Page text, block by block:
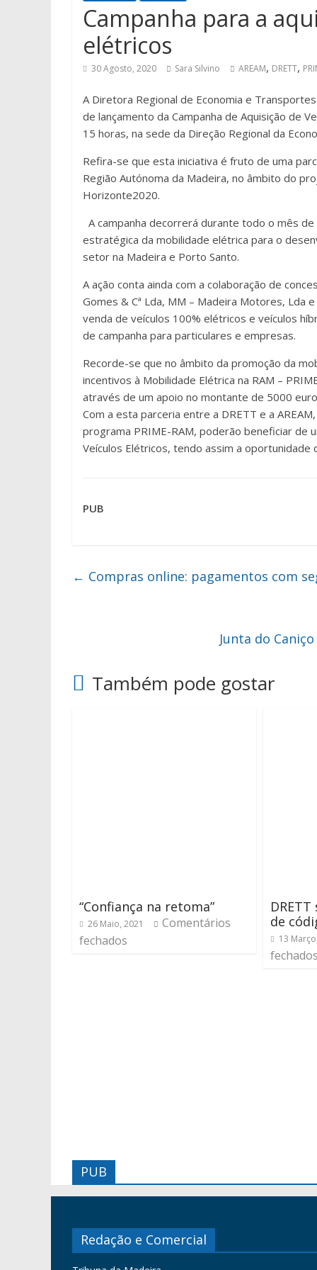
Campanha para a
elétricos
30 Agosto, 2020 Sara Silvino AREAM, DRETT,
A Diretora Regional de Economia e
de lançamento da Campanha de Aquisição de
15 horas, na sede da Direção Regional da
Refira-se que esta iniciativa é fruto de uma
Região Autónoma da Madeira, no âmbito do
Horizonte2020.
A campanha decorrerá durante todo o mês
estratégica da mobilidade elétrica para o
setor na Madeira e Porto Santo.
A ação conta ainda com a colaboração de
Gomes & Cª Lda, MM – Madeira Motores, Lda
venda de veículos 100% elétricos e veículos
de campanha para particulares e empresas.
Recorde-se que no âmbito da promoção da
incentivos à Mobilidade Elétrica na RAM –
através de um apoio no montante de 5000
Com a esta parceria entre a DRETT e a
programa PRIME-RAM, poderão beneficiar de
Veículos Elétricos, tendo assim a
PUB
← Compras online: pagamentos com
Junta do
Também pode gostar
“Confiança na retoma”
26 Maio, 2021
Comentários
fechados
de
13
fechados
PUB
Redação e Comercial